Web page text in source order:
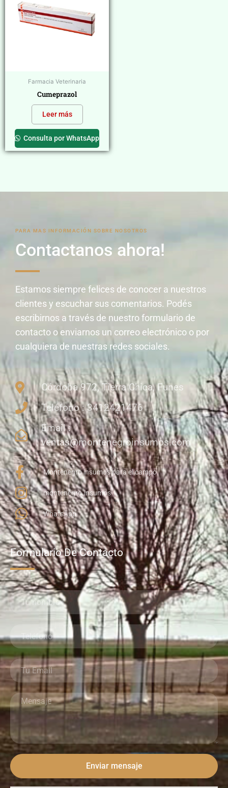
Farmacia Veterinaria
Cumeprazol
Leer más
Consulta por WhatsApp
PARA MAS INFORMACIÓN SOBRE NOSOTROS
Contactanos ahora!
Estamos siempre felices de conocer a nuestros
clientes y escuchar sus comentarios. Podés
escribirnos a través de nuestro formulario de
contacto o enviarnos un correo electrónico o por
cualquiera de nuestras redes sociales.
Córdoba 972, Tierra Chica, Funes
Teléfono : 3412421476
Email :
ventas@montenegroinsumos.com
Montenegro insumos para el campo
montenegro.insumos
WhatsApp
Formulario De Contacto
Enviar mensaje